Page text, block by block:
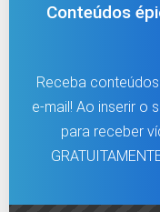
Conteúdos
Receba
e-mail! Ao inserir o
para receber